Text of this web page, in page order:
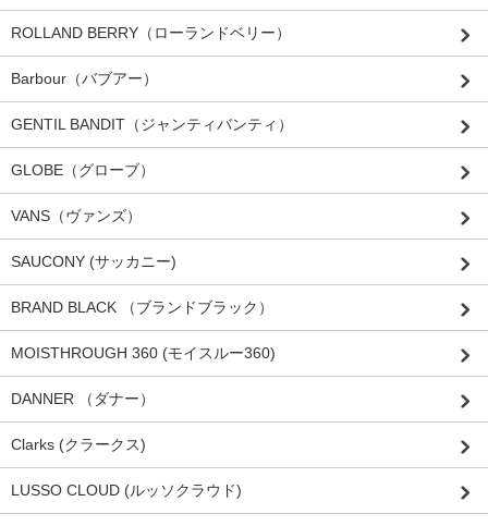
ROLLAND BERRY（ローランドベリー）
Barbour（バブアー）
GENTIL BANDIT（ジャンティバンティ）
GLOBE（グローブ）
VANS（ヴァンズ）
SAUCONY (サッカニー)
BRAND BLACK （ブランドブラック）
MOISTHROUGH 360 (モイスルー360)
DANNER （ダナー）
Clarks (クラークス)
LUSSO CLOUD (ルッソクラウド)